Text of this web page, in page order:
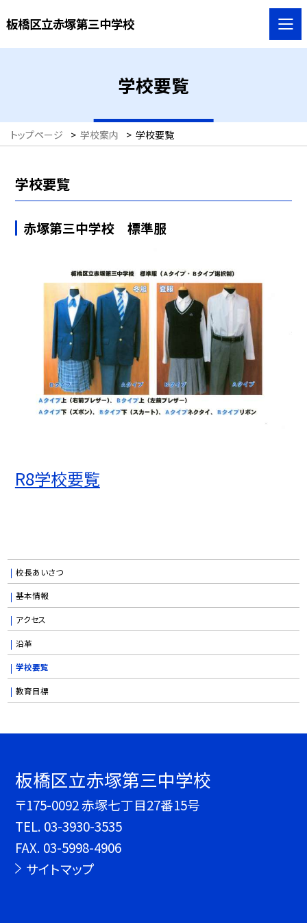
板橋区立赤塚第三中学校
学校要覧
トップページ > 学校案内 > 学校要覧
学校要覧
赤塚第三中学校 標準服
R8学校要覧
校長あいさつ
基本情報
アクセス
沿革
学校要覧
教育目標
板橋区立赤塚第三中学校
〒175-0092 赤塚七丁目27番15号
TEL. 03-3930-3535
FAX. 03-5998-4906
サイトマップ